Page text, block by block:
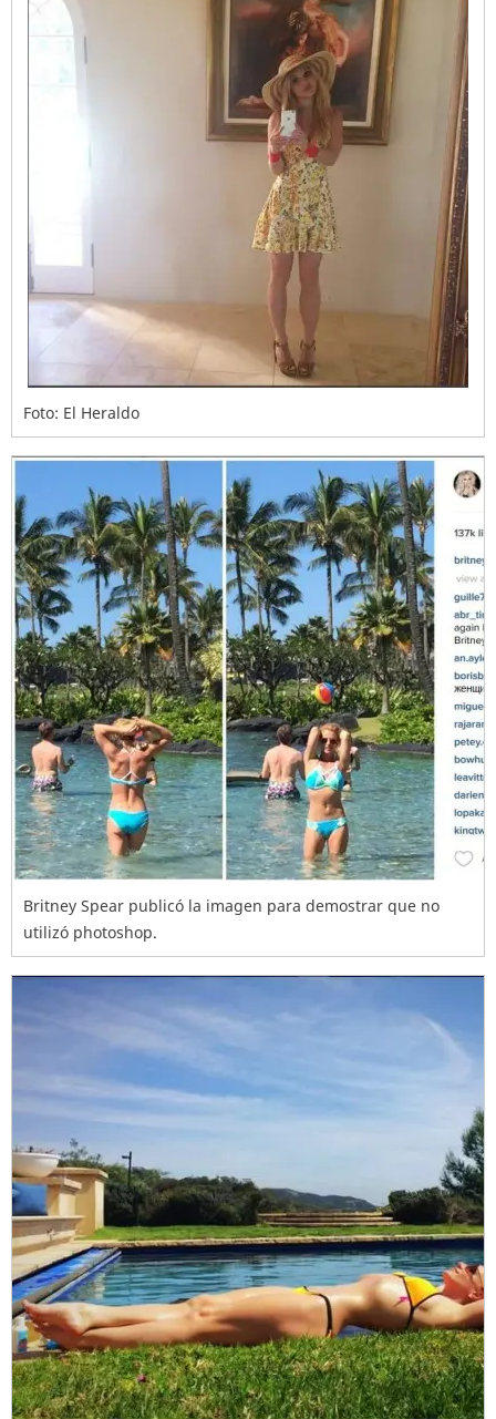
Foto: El Heraldo
Britney Spear publicó la imagen para demostrar que no
utilizó photoshop.